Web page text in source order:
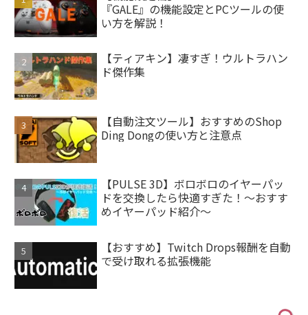
『GALE』の機能設定とPCツールの使
い方を解説！
【ティアキン】凄すぎ！ウルトラハン
ド傑作集
【自動注文ツール】おすすめのShop
Ding Dongの使い方と注意点
【PULSE 3D】ボロボロのイヤーパッ
ドを交換したら快適すぎた！～おすす
めイヤーパッド紹介～
【おすすめ】Twitch Drops報酬を自動
で受け取れる拡張機能